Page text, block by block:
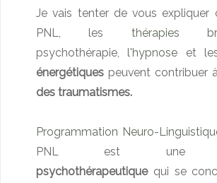
Je vais tenter de vous expliquer
PNL, les thérapies
psychothérapie, l'hypnose et
énergétiques peuvent contribuer
des traumatismes.
Programmation Neuro-
PNL est
psychothérapeutiquequi se